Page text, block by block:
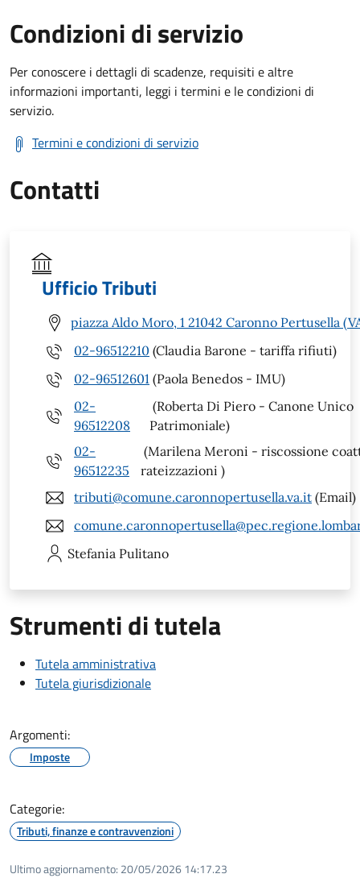
Condizioni di servizio
Per conoscere i dettagli di scadenze, requisiti e altre
informazioni importanti, leggi i termini e le condizioni di
servizio.
Termini e condizioni di servizio
Contatti
Ufficio Tributi
piazza Aldo Moro, 1 21042 Caronno Pertusella
02-96512210 (Claudia Barone - tariffa rifiuti)
02-96512601 (Paola Benedos - IMU)
02-
96512208
(Roberta Di Piero - Canone Unico
Patrimoniale)
02-
96512235
(Marilena Meroni - riscossione
rateizzazioni )
tributi@comune.caronnopertusella.va.it (Email)
Stefania Pulitano
Strumenti di tutela
Tutela amministrativa
Tutela giurisdizionale
Argomenti:
Imposte
Categorie:
Tributi, finanze e contravvenzioni
Ultimo aggiornamento: 20/05/2026 14:17.23